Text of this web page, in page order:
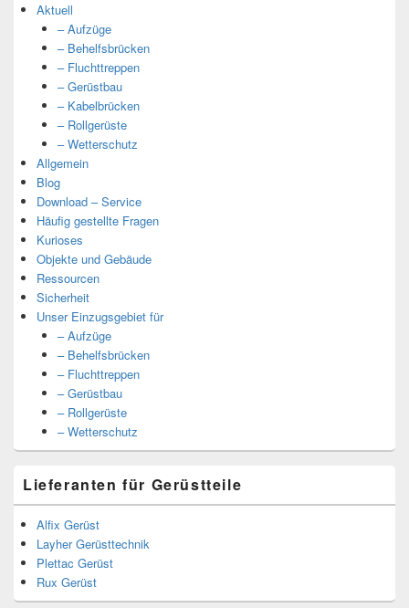
Aktuell
– Aufzüge
– Behelfsbrücken
– Fluchttreppen
– Gerüstbau
– Kabelbrücken
– Rollgerüste
– Wetterschutz
Allgemein
Blog
Download – Service
Häufig gestellte Fragen
Kurioses
Objekte und Gebäude
Ressourcen
Sicherheit
Unser Einzugsgebiet für
– Aufzüge
– Behelfsbrücken
– Fluchttreppen
– Gerüstbau
– Rollgerüste
– Wetterschutz
Lieferanten für Gerüstteile
Alfix Gerüst
Layher Gerüsttechnik
Plettac Gerüst
Rux Gerüst